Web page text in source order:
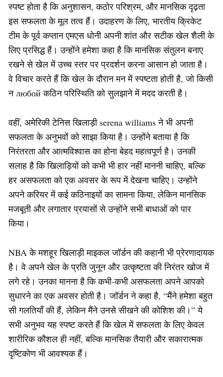
स्पष्ट होता है कि अनुशासन, कठोर परिश्रम, और मानसिक दृढ़ता
इस सफलता के मूल तत्व हैं। उदाहरण के लिए, भारतीय क्रिकेट
टीम के पूर्व कप्तान एमएस धोनी अपनी शांत और सटीक खेल शैली के
लिए प्रसिद्ध हैं। उन्होंने हमेशा कहा है कि मानसिक संतुलन बनाए
रखने से खेल में उच्च स्तर पर प्रदर्शन करना आसान हो जाता है।
वे विचार करते हैं कि खेल के दौरान मन में स्पष्टता होती है, जो किसी
न любой कठिन परिस्थिति को सुलझाने में मदद करती है।
वहीं, अमेरिकी टेनिस खिलाड़ी serena williams ने भी अपनी
सफलता के अनुभवों को साझा किया है। उन्होंने बताया है कि
निरंतरता और आत्मविश्वास का होना बेहद महत्वपूर्ण है। उनकी
सलाह है कि खिलाड़ियों को कभी भी हार नहीं माननी चाहिए, बल्कि
हर असफलता को एक अवसर के रूप में देखना चाहिए। उन्होंने
अपने करियर में कई कठिनाइयों का सामना किया, लेकिन मानसिक
मजबूती और लगातार प्रयासों से उन्होंने सभी बाधाओं को पार
किया।
NBA के मशहूर खिलाड़ी माइकल जॉर्डन की कहानी भी प्रेरणादायक
है। वे अपने खेल के प्रति जुनून और उत्कृष्टता की निरंतर खोज में
लगे रहे। उनका मानना है कि कभी-कभी असफलता अपने आपको
सुधारने का एक अवसर होती है। जॉर्डन ने कहा है, “मैंने हमेशा बहुत
सी गलतियाँ की हैं, लेकिन मैंने उनसे सीखने की कोशिश की।” ये
सभी अनुभव यह स्पष्ट करते हैं कि खेल में सफलता के लिए केवल
शारीरिक कौशल ही नहीं, बल्कि मानसिक तैयारी और सकारात्मक
दृष्टिकोण भी आवश्यक हैं।